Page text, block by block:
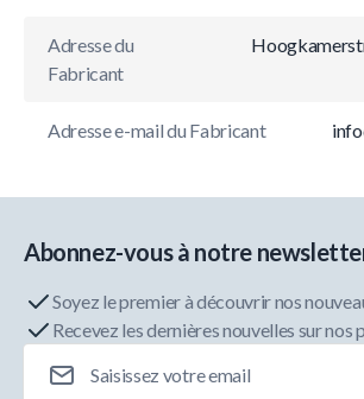
Adresse du
Fabricant
Adresse e-mail du Fabricant
Abonnez-vous à notre
Soyez le premier à découvrir nos
Recevez les dernières nouvelles sur nos